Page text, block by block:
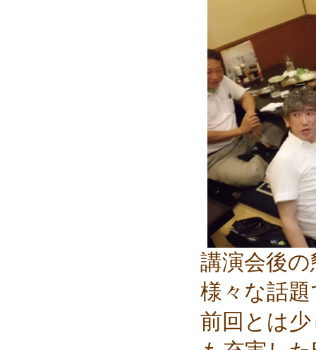
講演会後
様々な話
前回とは